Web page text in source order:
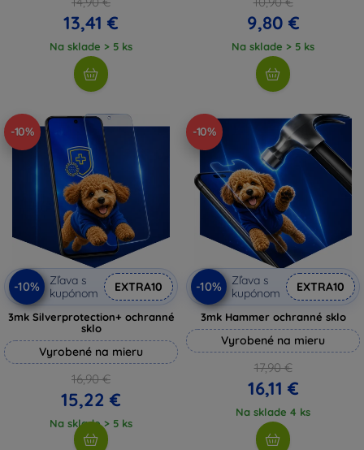
13,41 €
Na sklade > 5 ks
9,80 €
Na sklade > 5 ks
-10%
-10%
Zľava s
kupónom
EXTRA10
3mk Silverprotection+ ochranné
sklo
Vyrobené na mieru
16,90 €
15,22 €
Na sklade > 5 ks
-10%
-10%
Zľava s
kupónom
EXTRA10
3mk Hammer ochranné sklo
Vyrobené na mieru
17,90 €
16,11 €
Na sklade 4 ks